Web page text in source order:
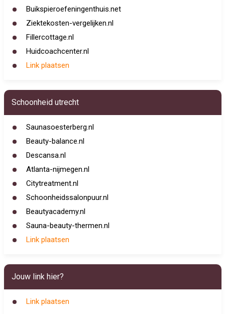
Buikspieroefeningenthuis.net
Ziektekosten-vergelijken.nl
Fillercottage.nl
Huidcoachcenter.nl
Link plaatsen
Schoonheid utrecht
Saunasoesterberg.nl
Beauty-balance.nl
Descansa.nl
Atlanta-nijmegen.nl
Citytreatment.nl
Schoonheidssalonpuur.nl
Beautyacademy.nl
Sauna-beauty-thermen.nl
Link plaatsen
Jouw link hier?
Link plaatsen